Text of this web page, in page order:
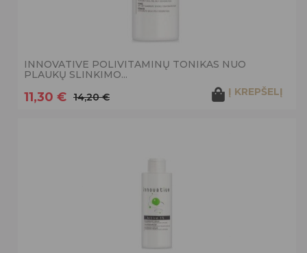
INNOVATIVE POLIVITAMINŲ TONIKAS NUO
PLAUKŲ SLINKIMO...
11,30 € 14,20 € Į KREPŠELĮ